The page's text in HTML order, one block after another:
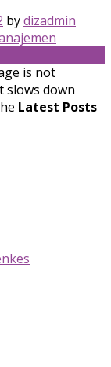
bydizadmin
is not
slows down
Latest Posts